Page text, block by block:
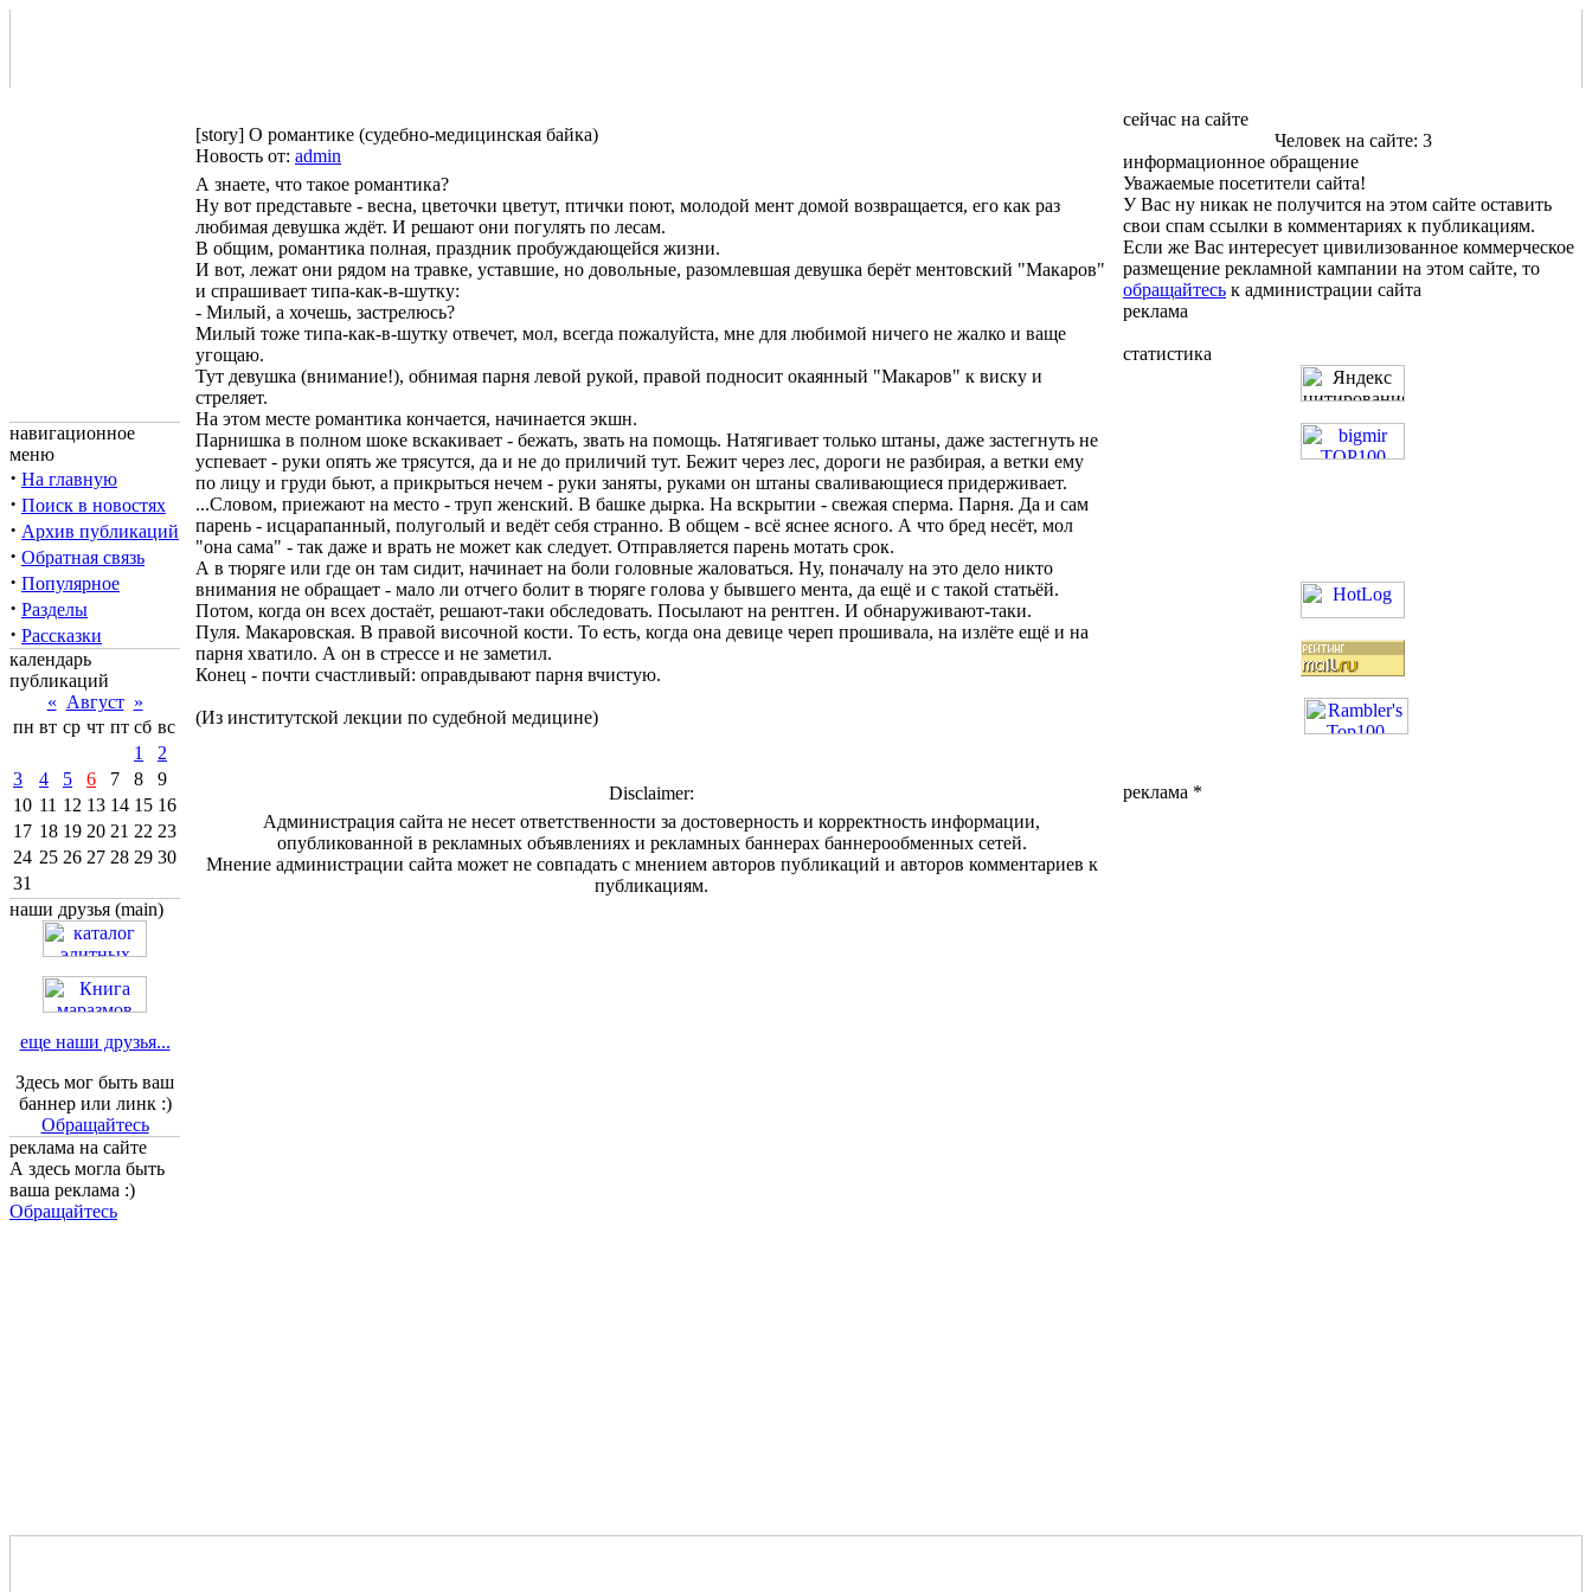
навигационное
меню
· На главную
· Поиск в новостях
· Архив публикаций
· Обратная связь
· Популярное
· Разделы
· Рассказки
календарь
публикаций
« Август »
пн вт ср чт пт сб вс
1
2
3
4 5 6 7 8
9
10 11 12 13 14 15 16
17 18 19 20 21 22 23
24 25 26 27 28 29 30
31
наши друзья (main)
еще наши друзья...
Здесь мог быть ваш
баннер или линк :)
Обращайтесь
реклама на сайте
А здесь могла быть
ваша реклама :)
Обращайтесь
[story] О романтике (судебно-медицинская байка)
Новость от: admin
А знаете, что такое романтика?
Ну вот представьте - весна, цветочки цветут, птички поют, молодой мент домой возвращается, его как раз
любимая девушка ждёт. И решают они погулять по лесам.
В общим, романтика полная, праздник пробуждающейся жизни.
И вот, лежат они рядом на травке, уставшие, но довольные, разомлевшая девушка берёт ментовский "Макаров"
и спрашивает типа-как-в-шутку:
- Милый, а хочешь, застрелюсь?
Милый тоже типа-как-в-шутку отвечет, мол, всегда пожалуйста, мне для любимой ничего не жалко и ваще
угощаю.
Тут девушка (внимание!), обнимая парня левой рукой, правой подносит окаянный "Макаров" к виску и
стреляет.
На этом месте романтика кончается, начинается экшн.
Парнишка в полном шоке вскакивает - бежать, звать на помощь. Натягивает только штаны, даже застегнуть не
успевает - руки опять же трясутся, да и не до приличий тут. Бежит через лес, дороги не разбирая, а ветки ему
по лицу и груди бьют, а прикрыться нечем - руки заняты, руками он штаны сваливающиеся придерживает.
...Словом, приежают на место - труп женский. В башке дырка. На вскрытии - свежая сперма. Парня. Да и сам
парень - исцарапанный, полуголый и ведёт себя странно. В общем - всё яснее ясного. А что бред несёт, мол
"она сама" - так даже и врать не может как следует. Отправляется парень мотать срок.
А в тюряге или где он там сидит, начинает на боли головные жаловаться. Ну, поначалу на это дело никто
внимания не обращает - мало ли отчего болит в тюряге голова у бывшего мента, да ещё и с такой статьёй.
Потом, когда он всех достаёт, решают-таки обследовать. Посылают на рентген. И обнаруживают-таки.
Пуля. Макаровская. В правой височной кости. То есть, когда она девице череп прошивала, на излёте ещё и на
парня хватило. А он в стрессе и не заметил.
Конец - почти счастливый: оправдывают парня вчистую.
(Из институтской лекции по судебной медицине)
Disclaimer:
Администрация сайта не несет ответственности за достоверность и корректность информации,
опубликованной в рекламных объявлениях и рекламных баннерах баннерообменных сетей.
Мнение администрации сайта может не совпадать с мнением авторов публикаций и авторов комментариев к
публикациям.
сейчас на сайте
Человек на сайте: 3
информационное обращение
Уважаемые посетители сайта!
У Вас ну никак не получится на этом сайте оставить
свои спам ссылки в комментариях к публикациям.
Если же Вас интересует цивилизованное коммерческое
размещение рекламной кампании на этом сайте, то
обращайтесь к администрации сайта
реклама
статистика
реклама *